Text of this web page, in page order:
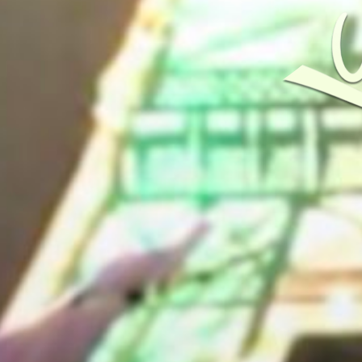
Montse
Cantante y compositora gaditana